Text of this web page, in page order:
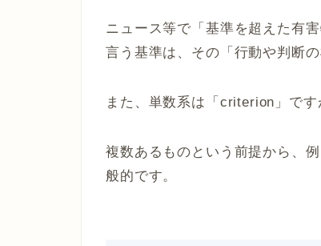
ニュース等で「基準を超えた有
言う基準は、その「行動や判断
また、単数系は「criterion」です
複数あるものという前提から、
般的です。